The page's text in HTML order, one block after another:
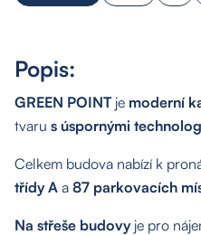
Popis:
GREEN POINTje moderní
tvaru s úspornými
Celkem budova nabízí k
třídy A a 87 parkovacích
Na střeše budovyje pro